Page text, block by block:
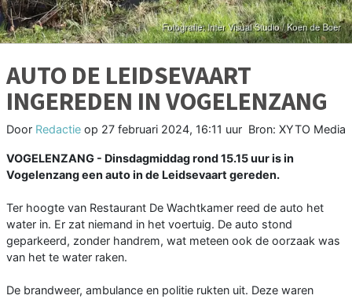
AUTO DE LEIDSEVAART
INGEREDEN IN VOGELENZANG
Door Redactie op 27 februari 2024, 16:11 uur Bron: XYTO Media
VOGELENZANG - Dinsdagmiddag rond 15.15 uur is in
Vogelenzang een auto in de Leidsevaart gereden.
Ter hoogte van Restaurant De Wachtkamer reed de auto het
water in. Er zat niemand in het voertuig. De auto stond
geparkeerd, zonder handrem, wat meteen ook de oorzaak was
van het te water raken.
De brandweer, ambulance en politie rukten uit. Deze waren